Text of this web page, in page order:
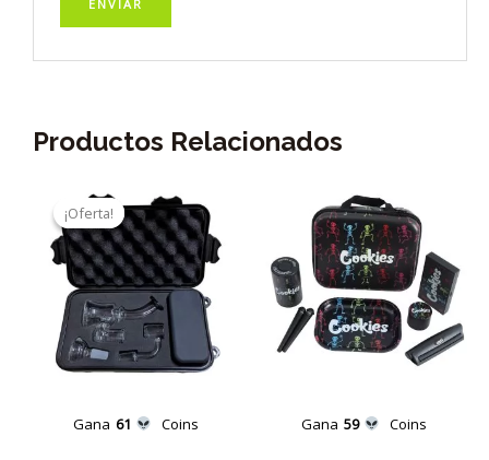
Productos Relacionados
¡Oferta!
Gana 61 Coins
¡Oferta!
Gana 59 Coins